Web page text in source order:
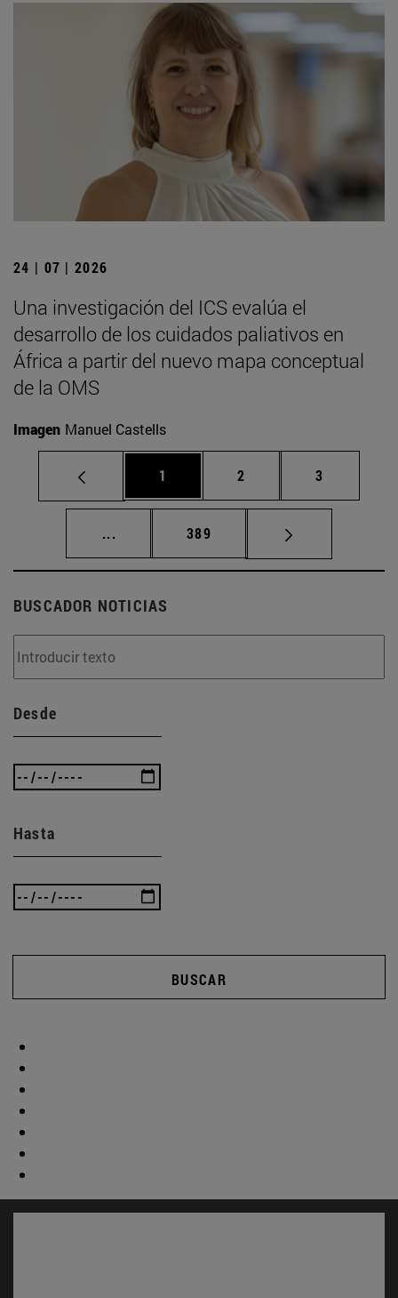
24 | 07 | 2026
Una investigación del ICS evalúa el
desarrollo de los cuidados paliativos en
África a partir del nuevo mapa conceptual
de la OMS
Imagen Manuel Castells
Página
1 Página
2 Página
3
... Páginas intermedias Use TAB para
Página
389
BUSCADOR NOTICIAS
Desde
Hasta
BUSCAR